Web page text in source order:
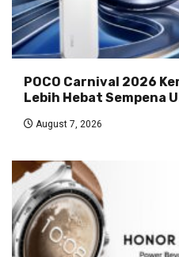
POCO Carnival 2026
Lebih Hebat Sempena
August 7, 2026